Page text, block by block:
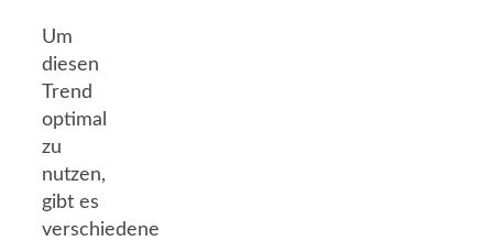
Um
diesen
Trend
optimal
zu
nutzen,
gibt es
verschiedene